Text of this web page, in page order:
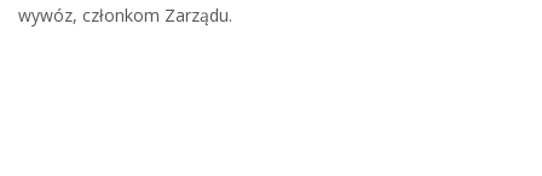
wywóz, członkom Zarządu.